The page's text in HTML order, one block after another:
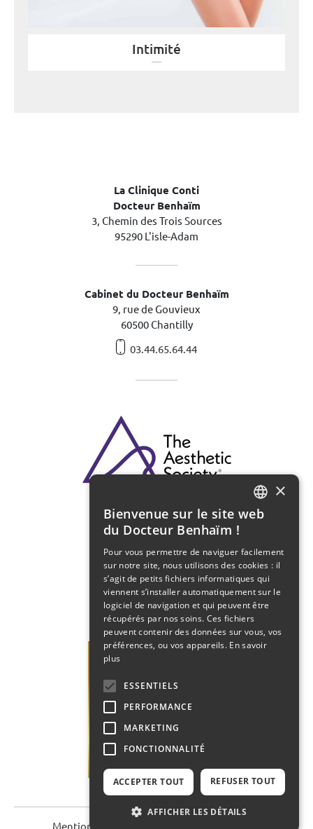
Intimité
La Clinique Conti
Docteur Benhaïm
3, Chemin des Trois Sources
95290 L'isle-Adam
Cabinet du Docteur Benhaïm
9, rue de Gouvieux
60500 Chantilly
03.44.65.64.44
Mentions légales
FRENCH
×
Bienvenue sur le site web
du Docteur Benhaïm !
Pour vous permettre de naviguer facilement
sur notre site, nous utilisons des cookies : il
s’agit de petits fichiers informatiques qui
viennent s’installer automatiquement sur le
logiciel de navigation et qui peuvent être
récupérés par nos soins. Ces fichiers
peuvent contenir des données sur vous, vos
préférences, ou vos appareils. En savoir
plus
ESSENTIELS
PERFORMANCE
MARKETING
FONCTIONNALITÉ
ACCEPTER TOUT REFUSER TOUT
AFFICHER LES DÉTAILS